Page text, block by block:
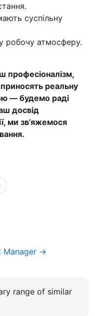
суспільну
робочу атмосферу.
професіоналізм,
приносять реальну
— будемо раді
досвід
ми зв’яжемося
Manager →
range of similar